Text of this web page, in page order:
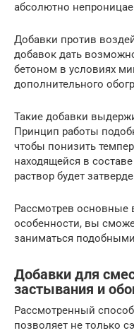
абсолютно
Добавки против
добавок дать
бетоном в условиях
дополнительного
Такие добавки
Принцип работы
чтобы понизить
находящейся в
раствор будет
Рассмотрев основные
особенности, вы
заниматься
Добавки для
застывания и
Рассмотренный
позволяет не только